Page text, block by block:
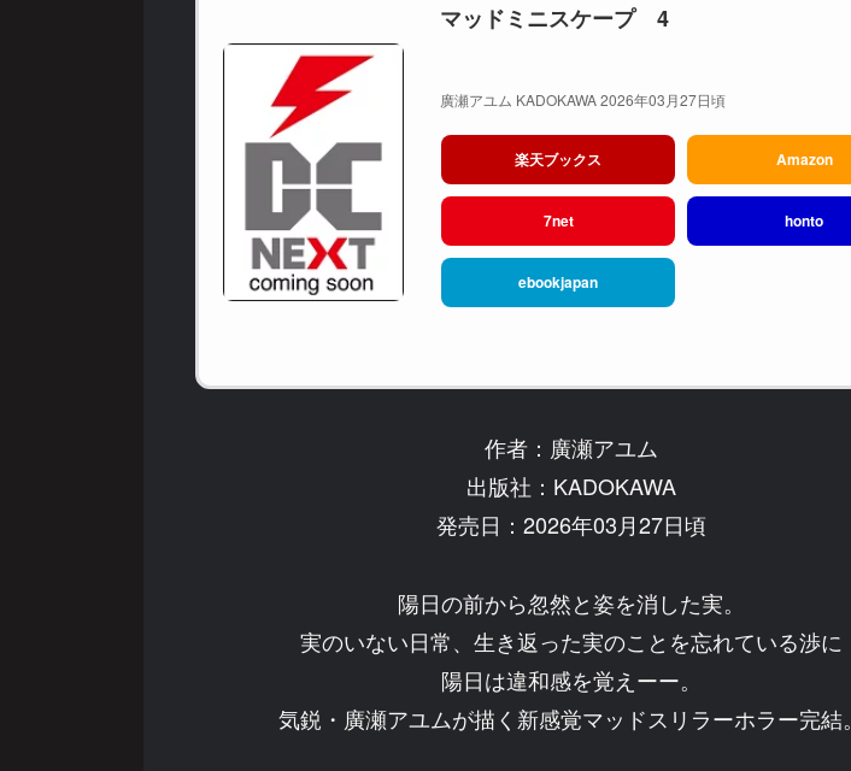
マッドミニスケープ 4
廣瀬アユム KADOKAWA 2026年03月27日頃
楽天ブックス Amazon
7net honto
ebookjapan
作者：廣瀬アユム
出版社：KADOKAWA
発売日：2026年03月27日頃
陽日の前から忽然と姿を消した実。
実のいない日常、生き返った実のことを忘れている渉に
陽日は違和感を覚えーー。
気鋭・廣瀬アユムが描く新感覚マッドスリラーホラー完結。